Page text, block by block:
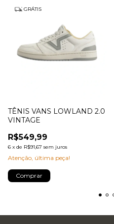
GRÁTIS
TÊNIS VANS LOWLAND 2.0
VINTAGE
R$549,99
6 x de R$91,67 sem juros
Atenção, última peça!
Comprar